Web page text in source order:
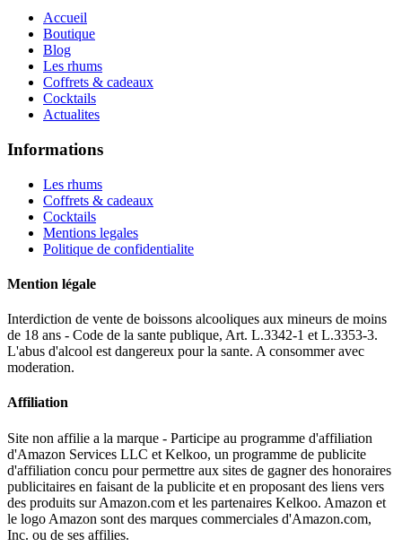
Accueil
Boutique
Blog
Les rhums
Coffrets & cadeaux
Cocktails
Actualites
Informations
Les rhums
Coffrets & cadeaux
Cocktails
Mentions legales
Politique de confidentialite
Mention légale
Interdiction de vente de boissons alcooliques aux mineurs de moins
de 18 ans - Code de la sante publique, Art. L.3342-1 et L.3353-3.
L'abus d'alcool est dangereux pour la sante. A consommer avec
moderation.
Affiliation
Site non affilie a la marque - Participe au programme d'affiliation
d'Amazon Services LLC et Kelkoo, un programme de publicite
d'affiliation concu pour permettre aux sites de gagner des honoraires
publicitaires en faisant de la publicite et en proposant des liens vers
des produits sur Amazon.com et les partenaires Kelkoo. Amazon et
le logo Amazon sont des marques commerciales d'Amazon.com,
Inc. ou de ses affilies.